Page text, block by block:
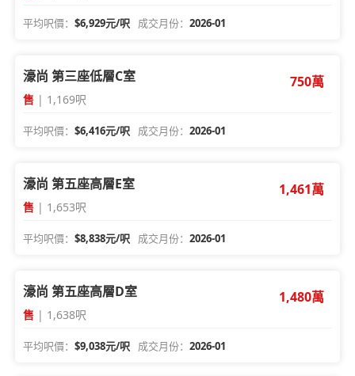
平均呎價：$6,929元/呎 成交月份：2026-01
濠尚 第三座低層C室
售 | 1,169呎
750萬
平均呎價：$6,416元/呎 成交月份：2026-01
濠尚 第五座高層E室
售 | 1,653呎
1,461萬
平均呎價：$8,838元/呎 成交月份：2026-01
濠尚 第五座高層D室
售 | 1,638呎
1,480萬
平均呎價：$9,038元/呎 成交月份：2026-01